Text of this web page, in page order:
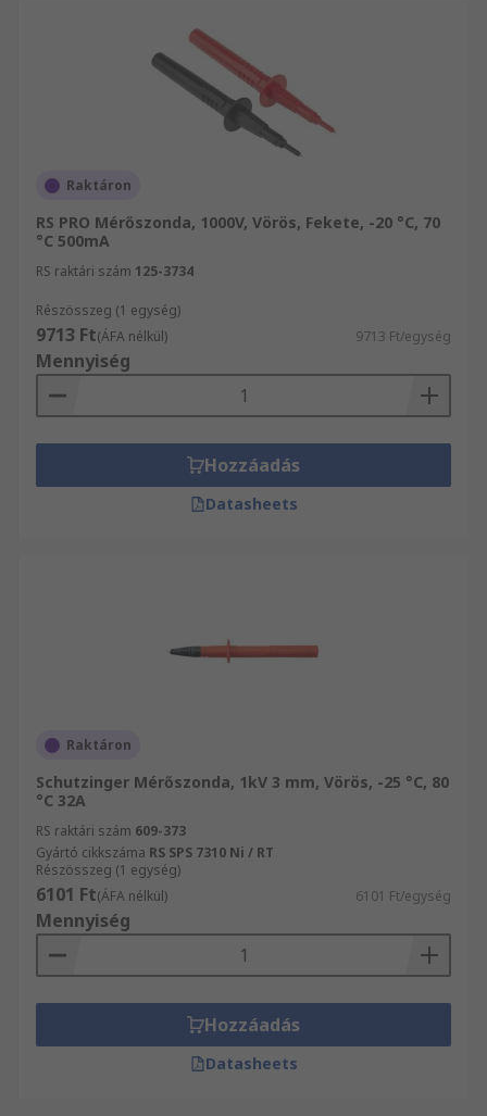
Raktáron
RS PRO Mérőszonda, 1000V, Vörös, Fekete, -20 °C, 70
°C 500mA
RS raktári szám 125-3734
Részösszeg (1 egység)
9713 Ft(ÁFA nélkül) 9713 Ft/egység
Mennyiség
Hozzáadás
Datasheets
Raktáron
Schutzinger Mérőszonda, 1kV 3 mm, Vörös, -25 °C, 80
°C 32A
RS raktári szám 609-373
Gyártó cikkszáma RS SPS 7310 Ni / RT
Részösszeg (1 egység)
6101 Ft(ÁFA nélkül) 6101 Ft/egység
Mennyiség
Hozzáadás
Datasheets